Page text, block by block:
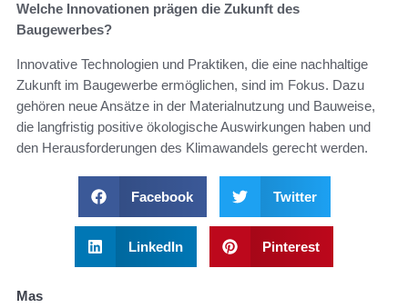
Welche Innovationen prägen die Zukunft des
Baugewerbes?
Innovative Technologien und Praktiken, die eine nachhaltige
Zukunft im Baugewerbe ermöglichen, sind im Fokus. Dazu
gehören neue Ansätze in der Materialnutzung und Bauweise,
die langfristig positive ökologische Auswirkungen haben und
den Herausforderungen des Klimawandels gerecht werden.
Facebook Twitter
LinkedIn Pinterest
Mas